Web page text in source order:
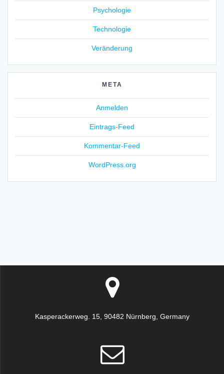
Psychologie
Technologie
Veränderung
META
Anmelden
Eintrags-Feed
Kommentar-Feed
WordPress.org
Kasperackerweg. 15, 90482 Nürnberg, Germany